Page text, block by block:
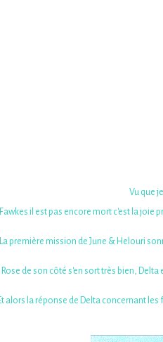
Vu que
Fawkes il est pas encore mort c'est la joie
La première mission de June & Helouri
Rose de son côté s'en sort très bien,
alors la réponse de Delta concernant